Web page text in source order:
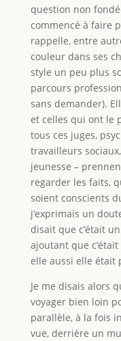
question non
commencé à faire
rappelle, entre
couleur dans ses
style un peu plus
parcours
sans demander).
et celles qui ont le
tous ces juges,
travailleurs
jeunesse –
regarder les faits,
soient conscients
j’exprimais un
disait que c’était
ajoutant que
elle aussi elle était
Je me disais alors
voyager bien loin
parallèle, à la fois
vue, derrière un